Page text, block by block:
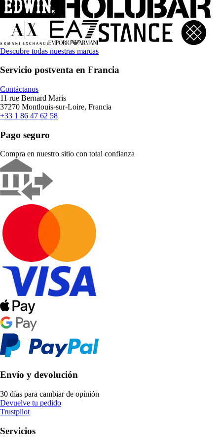
Descubre todas nuestras marcas
Servicio postventa en Francia
Contáctanos
11 rue Bernard Maris
37270 Montlouis-sur-Loire, Francia
+33 1 86 47 62 58
Pago seguro
Compra en nuestro sitio con total confianza
Envío y devolución
30 días para cambiar de opinión
Devuelve tu pedido
Trustpilot
Servicios